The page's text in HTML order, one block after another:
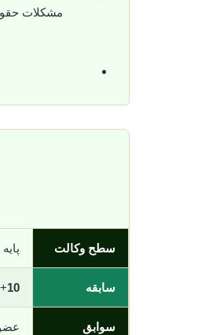
مشکلات
سطح وکالت
سابقه 10
+
سوابق